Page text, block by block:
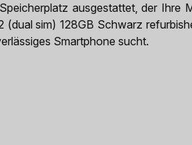
ausgestattet, der Ihre
(dual sim) 128GB Schwarz
Smartphone sucht.